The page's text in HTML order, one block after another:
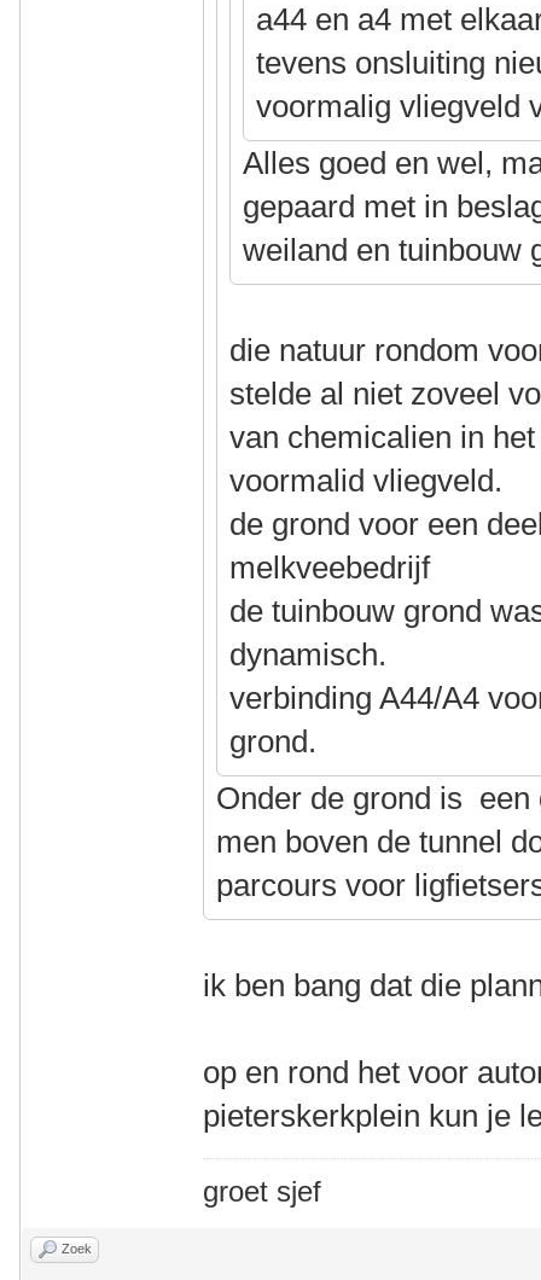
a44 en a4 met
tevens onsluiting
voormalig vliegveld
Alles goed en wel,
gepaard met in
weiland en tuinbouw
die natuur rondom
stelde al niet zoveel
van chemicalien in
voormalid vliegveld.
de grond voor een
melkveebedrijf
de tuinbouw grond
dynamisch.
verbinding A44/A4
grond.
Onder de grond is een
men boven de tunnel
parcours voor
ik ben bang dat die
op en rond het voor
pieterskerkplein kun je
groet sjef
Zoek